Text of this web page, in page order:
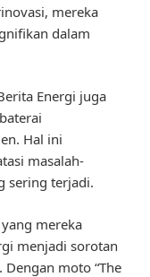
mereka
dalam
Energi juga
Hal ini
masalah-
sering terjadi.
mereka
menjadi sorotan
moto “The